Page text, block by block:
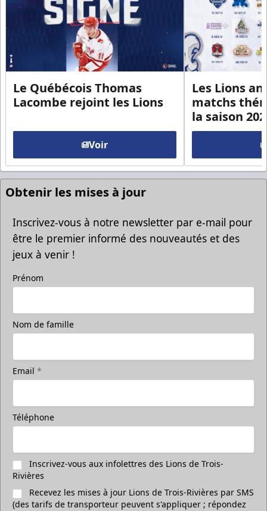
Le Québécois Thomas
Lacombe rejoint les Lions
Voir
Les Lions
matchs
la saison
Obtenir les mises à jour
Inscrivez-vous à notre newsletter par e-mail pour
être le premier informé des nouveautés et des
jeux à venir !
Prénom
Nom de famille
Email *
Téléphone
Inscrivez-vous aux infolettres des Lions de Trois-
Rivières
Recevez les mises à jour Lions de Trois-Rivières par SMS
(des tarifs de transporteur peuvent s'appliquer ; répondez